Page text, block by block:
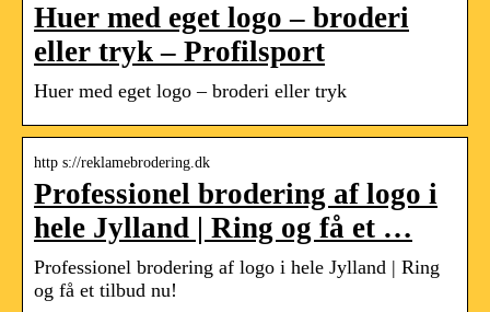
Huer med eget logo – broderi
eller tryk – Profilsport
Huer med eget logo – broderi eller tryk
http s://reklamebrodering.dk
Professionel brodering af logo i
hele Jylland | Ring og få et …
Professionel brodering af logo i hele Jylland | Ring
og få et tilbud nu!